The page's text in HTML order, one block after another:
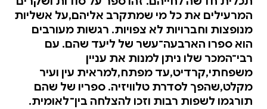
המרעילים את כל מי שמתקרב אליהם,על אשליות
מנופצות וחברויות לא צפויות. רגשות מעורבים
הוא ספרו הארבעה־עשר של ליעד שהם. עם
רבי־המכר שלו ניתן למנות את עניין
משפחתי,קרדיט,עד מפתח,למראית עין ועיר
מקלט,שהפך לסדרת טלוויזיה. ספריו של שהם
תורגמו לשפות רבות וזכו להצלחה בין־לאומית.